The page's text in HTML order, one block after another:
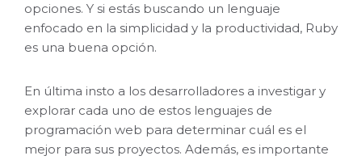
opciones. Y si estás buscando un lenguaje
enfocado en la simplicidad y la productividad, Ruby
es una buena opción.
En última insto a los desarrolladores a investigar y
explorar cada uno de estos lenguajes de
programación web para determinar cuál es el
mejor para sus proyectos. Además, es importante